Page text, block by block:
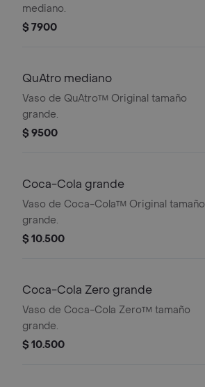
mediano.
$ 7900
QuAtro mediano
Vaso de QuAtro™ Original tamaño
grande.
$ 9500
Coca-Cola grande
Vaso de Coca-Cola™ Original tamaño
grande.
$ 10.500
Coca-Cola Zero grande
Vaso de Coca-Cola Zero™ tamaño
grande.
$ 10.500